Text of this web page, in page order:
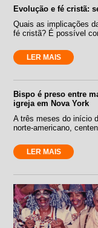
Evolução e fé cristã:
Quais as implicações
fé cristã? É possível
LER MAIS
Bispo é preso entre
igreja em Nova York
A três meses do início
norte-americano,
LER MAIS